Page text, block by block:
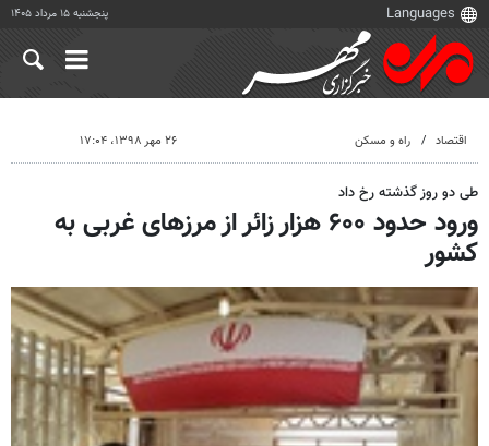
پنجشنبه ۱۵ مرداد ۱۴۰۵
اقتصاد راه و مسکن ۲۶ مهر ۱۳۹۸، ۱۷:۰۴
طی دو روز گذشته رخ داد
ورود حدود ۶۰۰ هزار زائر از مرزهای غربی به
کشور